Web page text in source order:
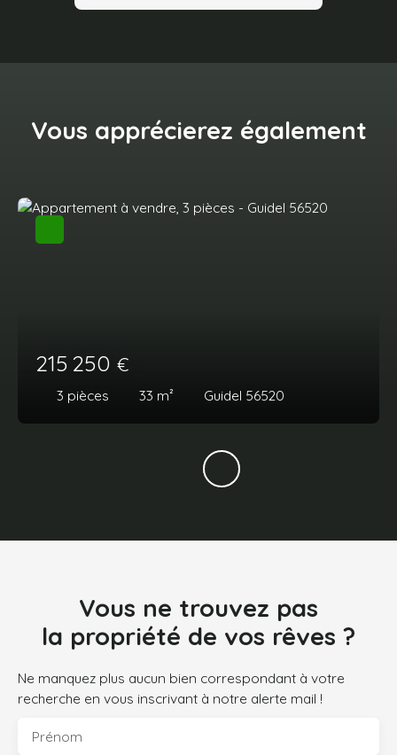
Vous apprécierez également
215 250 €
3 pièces 33 m² Guidel 56520
Vous ne trouvez pas
la propriété de vos rêves ?
Ne manquez plus aucun bien correspondant à votre
recherche en vous inscrivant à notre alerte mail !
Prénom